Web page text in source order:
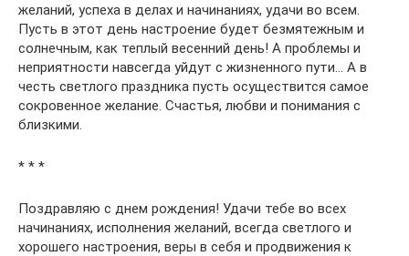
желаний, успеха в делах и начинаниях, удачи во всем.
Пусть в этот день настроение будет безмятежным и
солнечным, как теплый весенний день! А проблемы и
неприятности навсегда уйдут с жизненного пути… А в
честь светлого праздника пусть осуществится самое
сокровенное желание. Счастья, любви и понимания с
близкими.
* * *
Поздравляю с днем рождения! Удачи тебе во всех
начинаниях, исполнения желаний, всегда светлого и
хорошего настроения, веры в себя и продвижения к